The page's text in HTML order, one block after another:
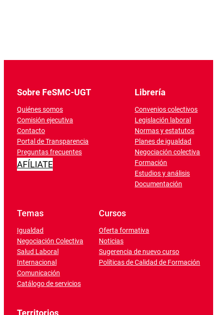
Sobre FeSMC-UGT
Quiénes somos
Comisión ejecutiva
Contacto
Portal de Transparencia
Preguntas frecuentes
AFÍLIATE
Librería
Convenios colectivos
Legislación laboral
Normas y estatutos
Planes de igualdad
Negociación colectiva
Formación
Estudios y análisis
Documentación
Temas
Igualdad
Negociación Colectiva
Salud Laboral
Internacional
Comunicación
Catálogo de servicios
Cursos
Oferta formativa
Noticias
Sugerencia de nuevo curso
Políticas de Calidad de Formación
Territorios